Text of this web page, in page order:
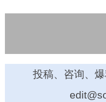
投稿、咨询、